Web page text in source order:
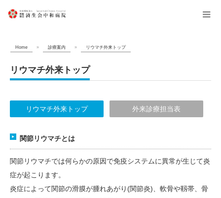
menu
Home » 診療案内 » リウマチ外来トップ
リウマチ外来トップ
リウマチ外来トップ 外来診療担当表
関節リウマチとは
関節リウマチでは何らかの原因で免疫システムに異常が生じて炎
症が起こります。
炎症によって関節の滑膜が腫れあがり(関節炎)、軟骨や靱帯、骨